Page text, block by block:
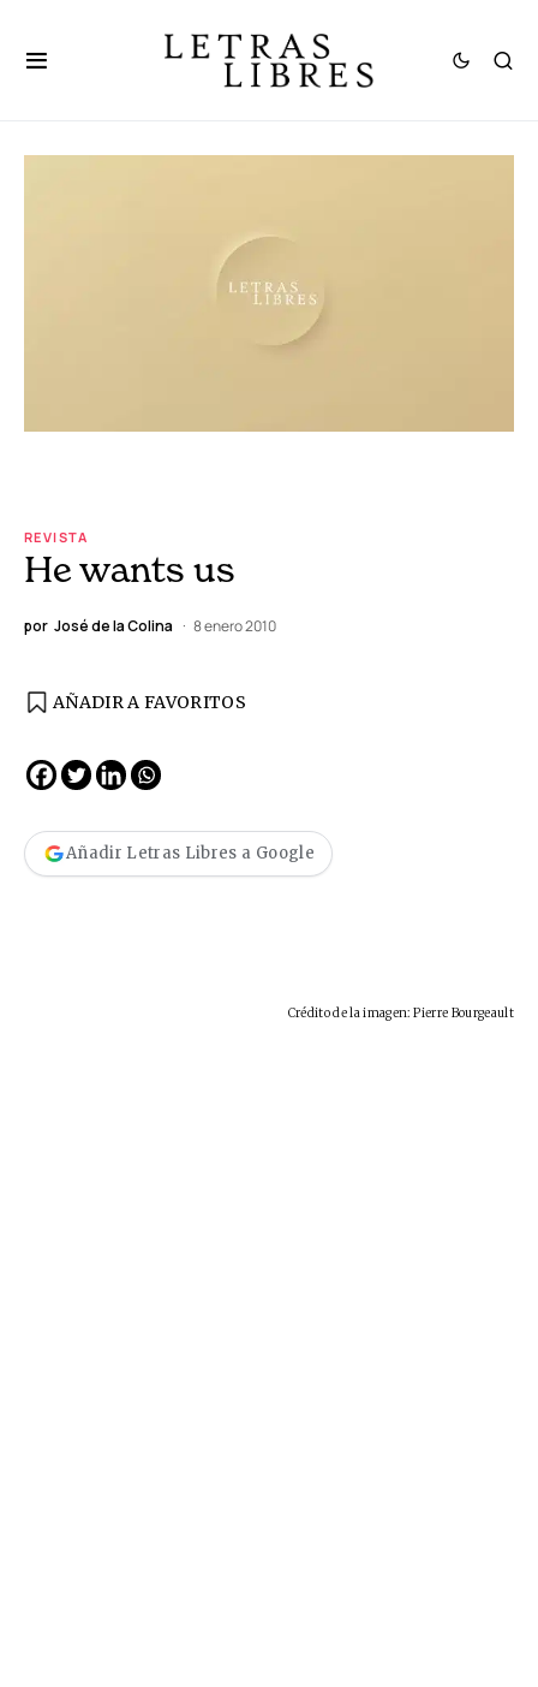
REVISTA
He wants us
por José de la Colina 8 enero 2010
AÑADIR A FAVORITOS
Añadir Letras Libres a Google
Crédito de la imagen: Pierre Bourgeault